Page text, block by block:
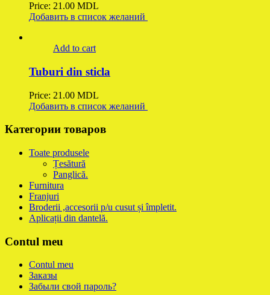
Price: 21.00 MDL
Добавить в список желаний
Add to cart
Tuburi din sticla
Price: 21.00 MDL
Добавить в список желаний
Категории товаров
Toate produsele
Țesătură
Panglică.
Furnitura
Franjuri
Broderii ,accesorii p/u cusut și împletit.
Aplicații din dantelă.
Contul meu
Contul meu
Заказы
Забыли свой пароль?